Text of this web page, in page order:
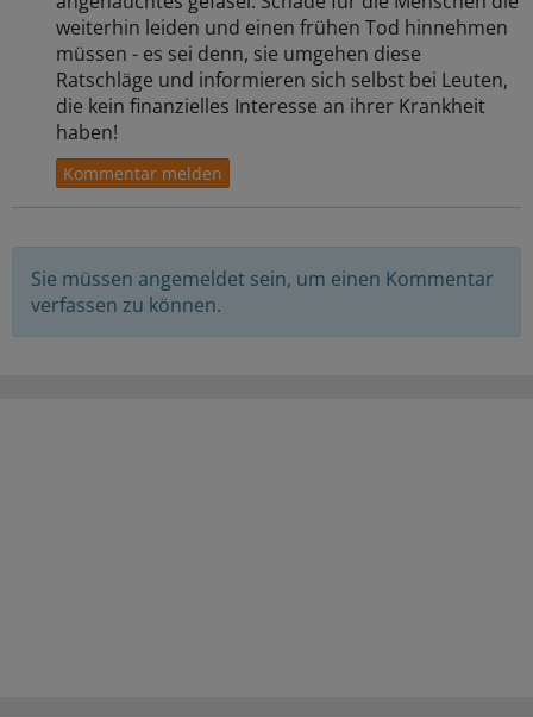
weiterhin leiden und einen frühen Tod hinnehmen
müssen - es sei denn, sie umgehen diese
Ratschläge und informieren sich selbst bei Leuten,
die kein finanzielles Interesse an ihrer Krankheit
haben!
Sie müssen angemeldet sein, um einen Kommentar
verfassen zu können.